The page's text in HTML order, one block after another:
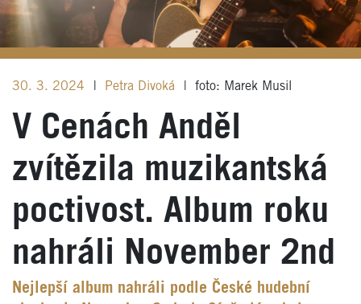
30. 3. 2024 Petra Divoká foto: Marek Musil
V Cenách Anděl
zvítězila muzikantská
poctivost. Album roku
nahráli November 2nd
Nejlepší album nahráli podle České hudební